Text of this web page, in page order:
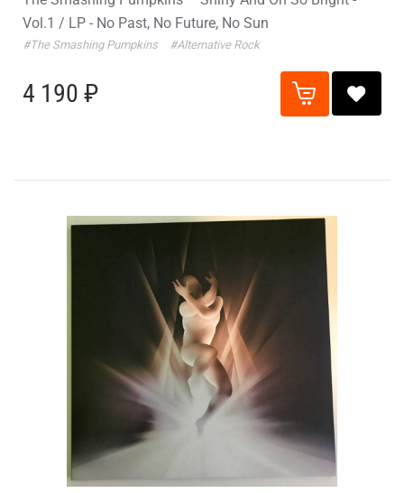
Vol.1 / LP - No Past, No Future, No Sun
#The Smashing Pumpkins #Alternative Rock
4 190 ₽